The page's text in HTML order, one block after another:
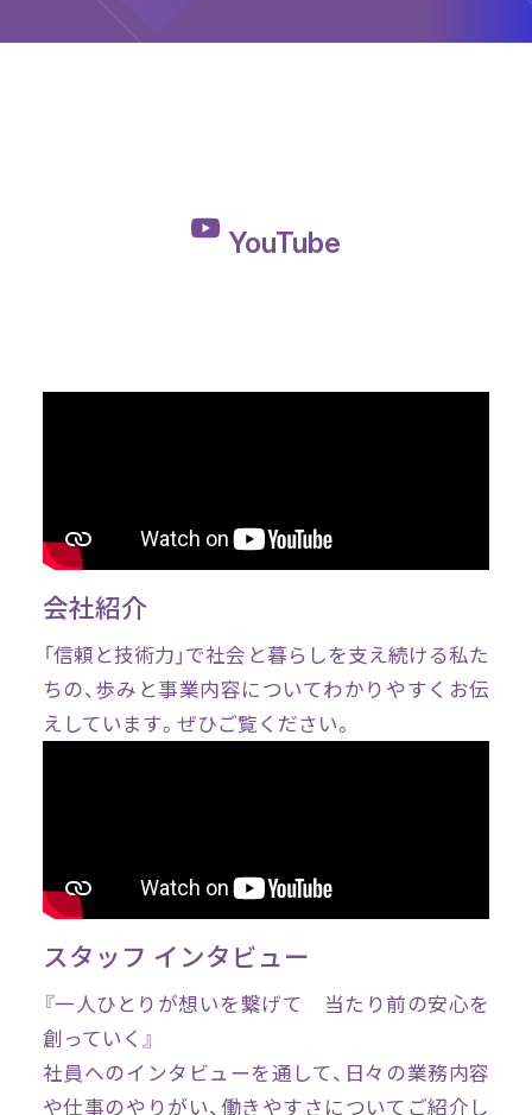
YouTube
会社紹介
「信頼と技術力」で社会と暮らしを支え続ける私た
ちの、歩みと事業内容についてわかりやすくお伝
えしています。ぜひご覧ください。
スタッフ インタビュー
『一人ひとりが想いを繋げて 当たり前の安心を
創っていく』
社員へのインタビューを通して、日々の業務内容
や仕事のやりがい、働きやすさについてご紹介し